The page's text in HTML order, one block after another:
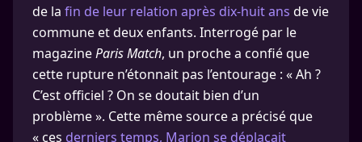
de la fin de leur relation après dix-huit ans de vie
commune et deux enfants. Interrogé par le
magazineParis Match, un proche a confié que
cette rupture n’étonnait pas l’entourage : « Ah ?
C’est officiel ? On se doutait bien d’un
problème ». Cette même source a précisé que
« ces derniers temps, Marion se déplaçait